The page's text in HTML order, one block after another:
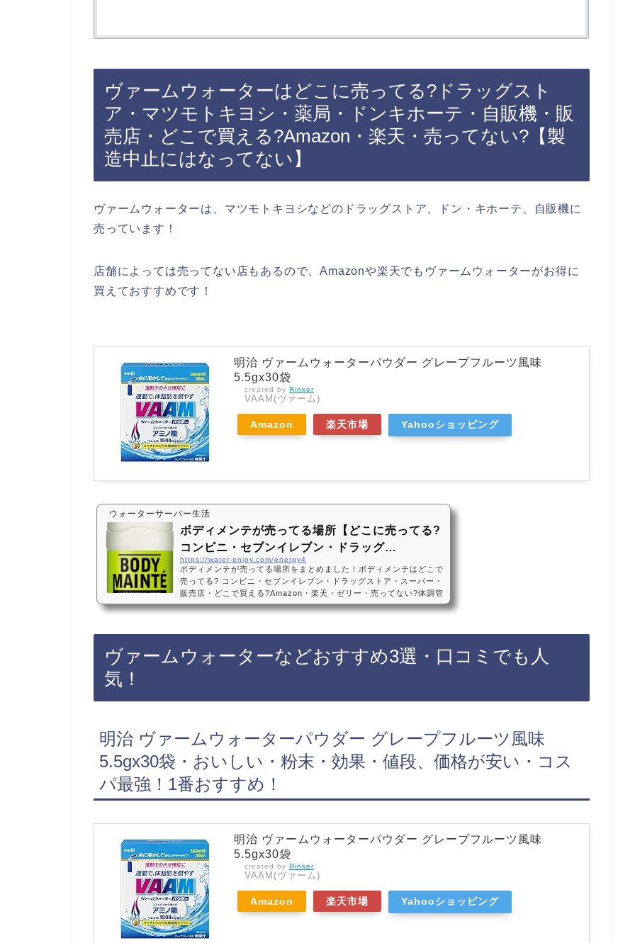
ヴァームウォーターはどこに売ってる?ドラッグスト
ア・マツモトキヨシ・薬局・ドンキホーテ・自販機・販
売店・どこで買える?Amazon・楽天・売ってない?【製
造中止にはなってない】
ヴァームウォーターは、マツモトキヨシなどのドラッグストア、ドン・キホーテ、自販機に
売っています！
店舗によっては売ってない店もあるので、Amazonや楽天でもヴァームウォーターがお得に
買えておすすめです！
明治 ヴァームウォーターパウダー グレープフルーツ風味
5.5gx30袋
created by Rinker
VAAM(ヴァーム)
Amazon 楽天市場 Yahooショッピング
ウォーターサーバー生活
ボディメンテが売ってる場所【どこに売ってる?
コンビニ・セブンイレブン・ドラッグ…
https://water-enjoy.com/energy4
ボディメンテが売ってる場所をまとめました！ボディメンテはどこで
売ってる? コンビニ・セブンイレブン・ドラッグストア・スーパー・
販売店・どこで買える?Amazon・楽天・ゼリー・売ってない?体調管
理ボディメンテは、セブンイレブンなどのコンビニ、ドラッグスト
ィメンテ ドリンク(500ml×24(ケース))・まずい?おいしい?効果・値
段、価格…
ヴァームウォーターなどおすすめ3選・口コミでも人
気！
明治 ヴァームウォーターパウダー グレープフルーツ風味
5.5gx30袋・おいしい・粉末・効果・値段、価格が安い・コス
パ最強！1番おすすめ！
明治 ヴァームウォーターパウダー グレープフルーツ風味
5.5gx30袋
created by Rinker
VAAM(ヴァーム)
Amazon 楽天市場 Yahooショッピング